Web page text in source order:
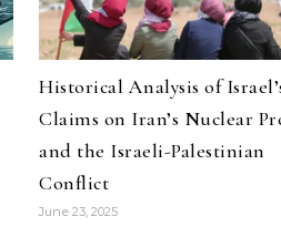
Historical Analysis of
Claims on Iran’s Nuclear
and the Israeli-Palestinian
Conflict
June 23, 2025